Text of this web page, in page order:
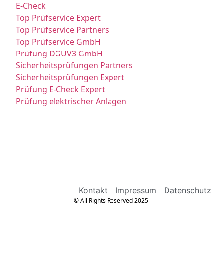
E-Check
Top Prüfservice Expert
Top Prüfservice Partners
Top Prüfservice GmbH
Prüfung DGUV3 GmbH
Sicherheitsprüfungen Partners
Sicherheitsprüfungen Expert
Prüfung E-Check Expert
Prüfung elektrischer Anlagen
Kontakt Impressum Datenschutz
© All Rights Reserved 2025